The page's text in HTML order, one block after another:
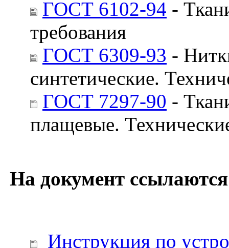
ГОСТ 6102-94 -
требования
ГОСТ 6309-93 -
синтетические.
ГОСТ 7297-90 -
плащевые.
На документ
Инструкция по